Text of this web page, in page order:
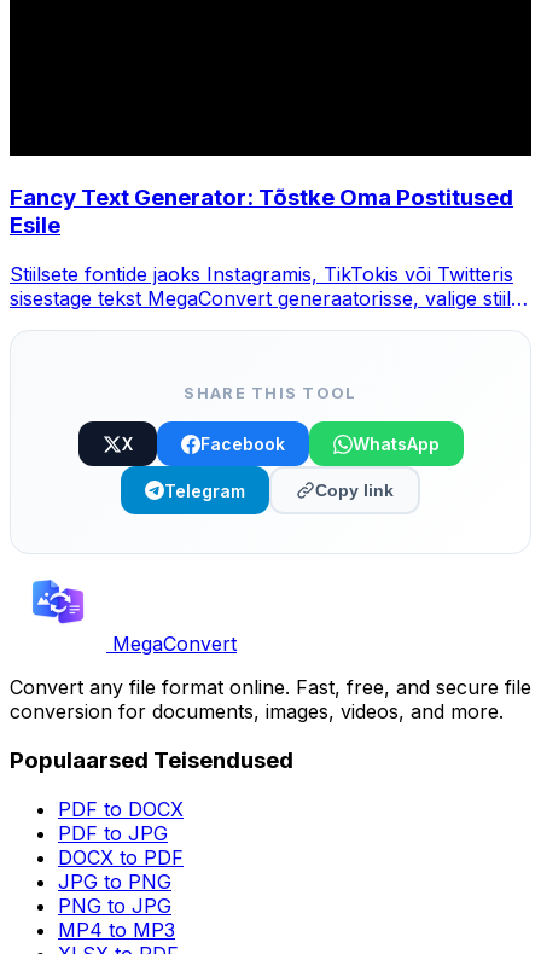
Fancy Text Generator: Tõstke Oma Postitused
Esile
Stiilsete fontide jaoks Instagramis, TikTokis või Twitteris
sisestage tekst MegaConvert generaatorisse, valige stiil ja
SHARE THIS TOOL
X Facebook WhatsApp
Telegram Copy link
MegaConvert
Convert any file format online. Fast, free, and secure file
conversion for documents, images, videos, and more.
Populaarsed Teisendused
PDF to DOCX
PDF to JPG
DOCX to PDF
JPG to PNG
PNG to JPG
MP4 to MP3